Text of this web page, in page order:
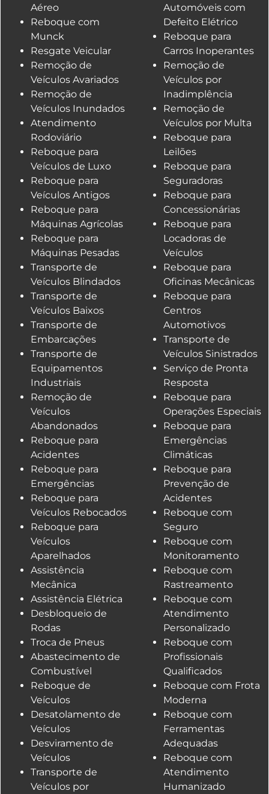
Aéreo
Reboque com
Munck
Resgate Veicular
Remoção de
Veículos Avariados
Remoção de
Veículos Inundados
Atendimento
Rodoviário
Reboque para
Veículos de Luxo
Reboque para
Veículos Antigos
Reboque para
Máquinas Agrícolas
Reboque para
Máquinas Pesadas
Transporte de
Veículos Blindados
Transporte de
Veículos Baixos
Transporte de
Embarcações
Transporte de
Equipamentos
Industriais
Remoção de
Veículos
Abandonados
Reboque para
Acidentes
Reboque para
Emergências
Reboque para
Veículos Rebocados
Reboque para
Veículos
Aparelhados
Assistência
Mecânica
Assistência Elétrica
Desbloqueio de
Rodas
Troca de Pneus
Abastecimento de
Combustível
Reboque de
Veículos
Desatolamento de
Veículos
Desviramento de
Veículos
Transporte de
Veículos por
Automóveis com
Defeito Elétrico
Reboque para
Carros Inoperantes
Remoção de
Veículos por
Inadimplência
Remoção de
Veículos por Multa
Reboque para
Leilões
Reboque para
Seguradoras
Reboque para
Concessionárias
Reboque para
Locadoras de
Veículos
Reboque para
Oficinas Mecânicas
Reboque para
Centros
Automotivos
Transporte de
Veículos Sinistrados
Serviço de Pronta
Resposta
Reboque para
Operações Especiais
Reboque para
Emergências
Climáticas
Reboque para
Prevenção de
Acidentes
Reboque com
Seguro
Reboque com
Monitoramento
Reboque com
Rastreamento
Reboque com
Atendimento
Personalizado
Reboque com
Profissionais
Qualificados
Reboque com Frota
Moderna
Reboque com
Ferramentas
Adequadas
Reboque com
Atendimento
Humanizado